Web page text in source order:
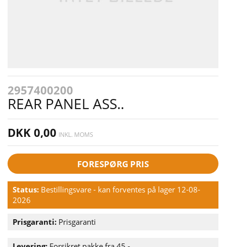
2957400200
REAR PANEL ASS..
DKK 0,00 INKL. MOMS
FORESPØRG PRIS
Status: Bestillingsvare - kan forventes på lager 12-08-
2026
Prisgaranti: Prisgaranti